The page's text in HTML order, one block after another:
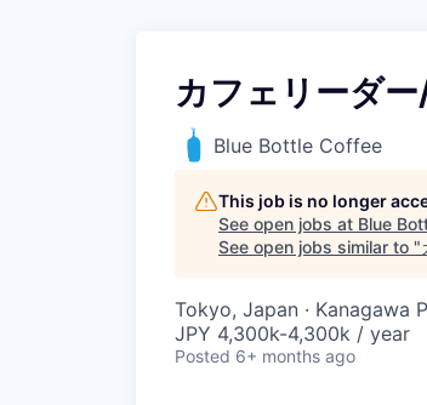
カフェリーダ
Blue Bottle Coffee
This job is no longer
See open jobs at Blue
See open jobs similar to "
Tokyo, Japan · Kanagawa
JPY 4,300k-4,300k / year
Posted 6+ months ago